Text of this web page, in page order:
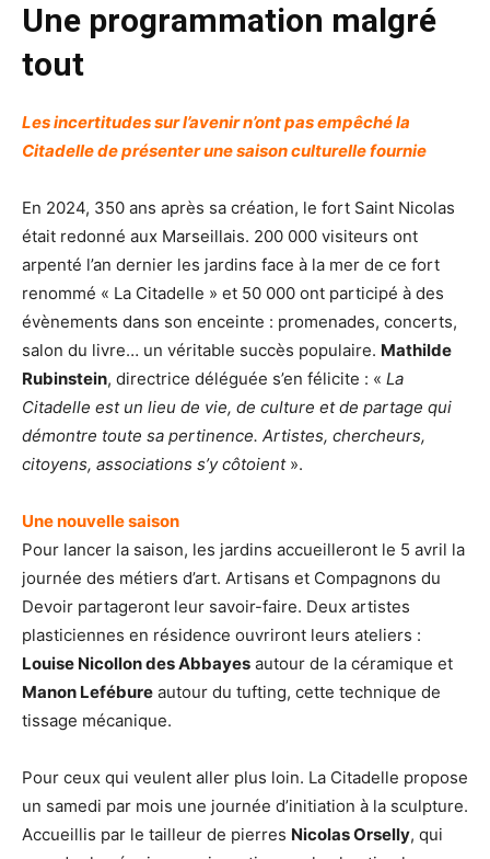
Une programmation malgré
tout
Les incertitudes sur l’avenir n’ont pas empêché la
Citadelle de présenter une saison culturelle fournie
En 2024, 350 ans après sa création, le fort Saint Nicolas
était redonné aux Marseillais. 200 000 visiteurs ont
arpenté l’an dernier les jardins face à la mer de ce fort
renommé « La Citadelle » et 50 000 ont participé à des
évènements dans son enceinte : promenades, concerts,
salon du livre… un véritable succès populaire. Mathilde
Rubinstein, directrice déléguée s’en félicite : « La
Citadelle est un lieu de vie, de culture et de partage qui
démontre toute sa pertinence. Artistes, chercheurs,
citoyens, associations s’y côtoient».
Une nouvelle saison
Pour lancer la saison, les jardins accueilleront le 5 avril la
journée des métiers d’art. Artisans et Compagnons du
Devoir partageront leur savoir-faire. Deux artistes
plasticiennes en résidence ouvriront leurs ateliers :
Louise Nicollon des Abbayes autour de la céramique et
Manon Lefébure autour du tufting, cette technique de
tissage mécanique.
Pour ceux qui veulent aller plus loin. La Citadelle propose
un samedi par mois une journée d’initiation à la sculpture.
Accueillis par le tailleur de pierres Nicolas Orselly, qui